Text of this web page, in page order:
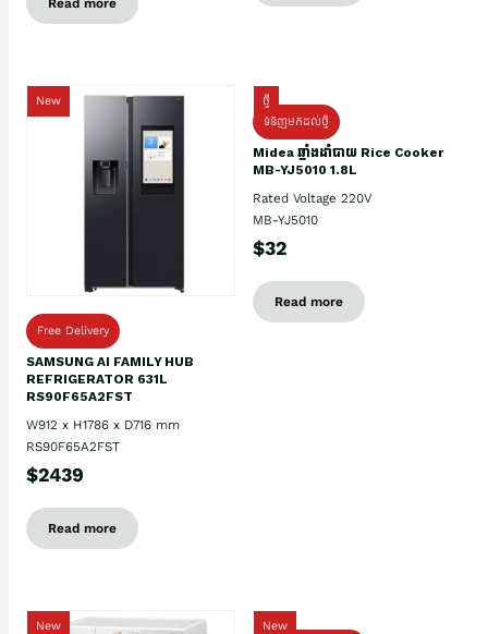
New
Free Delivery
SAMSUNG AI FAMILY HUB
REFRIGERATOR 631L
RS90F65A2FST
W912 x H1786 x D716 mm
RS90F65A2FST
$2439
Read more
ថ្មី
ទំនិញមកដល់ថ្មិ
Midea ឆ្នាំងដាំបាយ Rice Cooker
MB-YJ5010 1.8L
Rated Voltage 220V
MB-YJ5010
$32
Read more
New
New